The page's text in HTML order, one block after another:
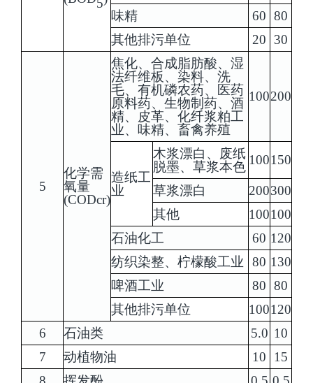
5
味精
60 80
其他排污单位
20 30
5
化学需
氧量
(CODcr)
焦化、合成脂肪酸、湿
法纤维板、染料、洗
毛、有机磷农药、医药
原料药、生物制药、酒
精、皮革、化纤浆粕工
业、味精、畜禽养殖
100200
造纸工
业
木浆漂白、废纸
脱墨、草浆本色 100150
草浆漂白 200300
其他
100100
石油化工
60 120
纺织染整、柠檬酸工业
80 130
啤酒工业
80 80
其他排污单位
100120
6
石油类 5.0 10
7
动植物油 10
15